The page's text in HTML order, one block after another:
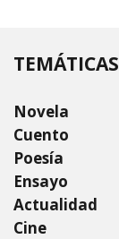
TEMÁTICAS
Novela
Cuento
Poesía
Ensayo
Actualidad
Cine